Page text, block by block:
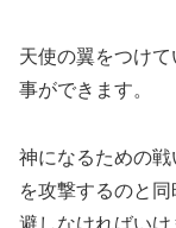
天使の翼をつけ
事ができます。
神になるための
を攻撃するのと
避しなければいけ